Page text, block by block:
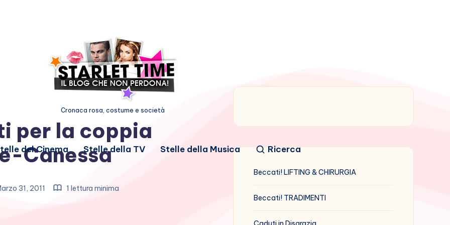
Cronaca rosa, costume e società
del Cinema Stelle della TV Stelle della Musica Ricerca
per la coppia
Canessa
31, 2011 1 lettura minima
Beccati! LIFTING & CHIRURGIA
Beccati! TRADIMENTI